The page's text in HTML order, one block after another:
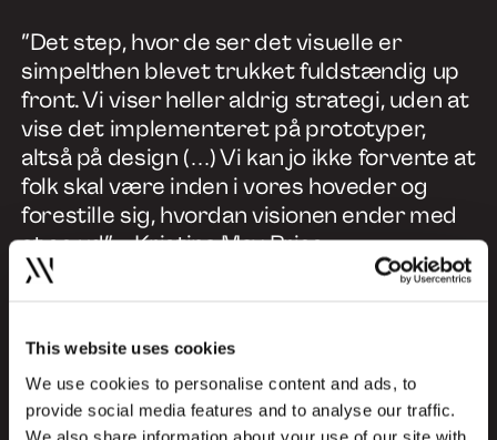
This website uses cookies
We use cookies to personalise content and ads, to
provide social media features and to analyse our traffic.
We also share information about your use of our site with
”Det step, hvor de ser det visuelle er
simpelthen blevet trukket fuldstændig up
front. Vi viser heller aldrig strategi, uden at
vise det implementeret på prototyper,
altså på design (…) Vi kan jo ikke forvente at
folk skal være inden i vores hoveder og
forestille sig, hvordan visionen ender med
at se ud” – Kristina May Pries
drivkraften for videreudviklingen. At teste
sit produkt på rigtige mennesker, i den
virkelige verden, gør det mere